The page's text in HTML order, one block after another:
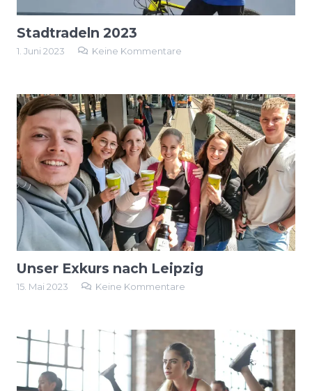
Stadtradeln 2023
1. Juni 2023 Keine Kommentare
Unser Exkurs nach Leipzig
15. Mai 2023 Keine Kommentare